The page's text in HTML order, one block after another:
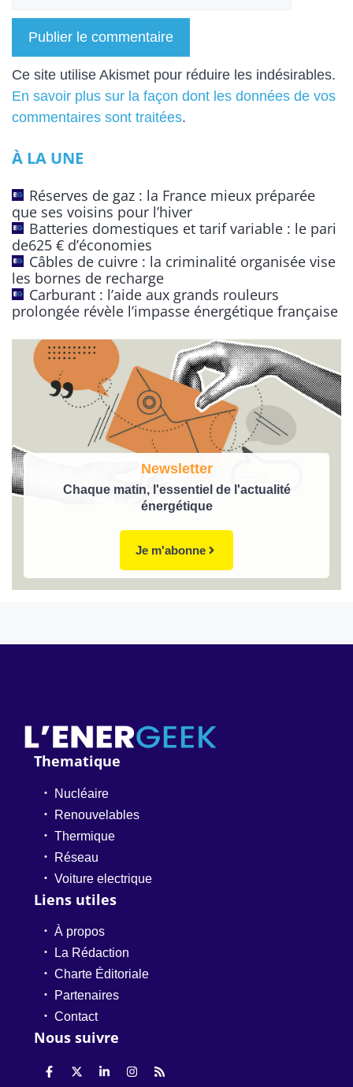
A
l
t
r
a
t
i
v
e
:
Ce site utilise Akismet pour réduire les indésirables.
En savoir plus sur la façon dont les données de vos
commentaires sont traitées.
À LA UNE
Réserves de gaz : la France mieux préparée
que ses voisins pour l’hiver
Batteries domestiques et tarif variable : le pari
de625 € d’économies
Câbles de cuivre : la criminalité organisée vise
les bornes de recharge
Carburant : l’aide aux grands rouleurs
prolongée révèle l’impasse énergétique française
Newsletter
Chaque matin, l'essentiel de l'actualité
énergétique
Je m'abonne
Thematique
Nucléaire
Renouvelables
Thermique
Réseau
Voiture electrique
Liens utiles
À propos
La Rédaction
Charte Éditoriale
Partenaires
Contact
Nous suivre